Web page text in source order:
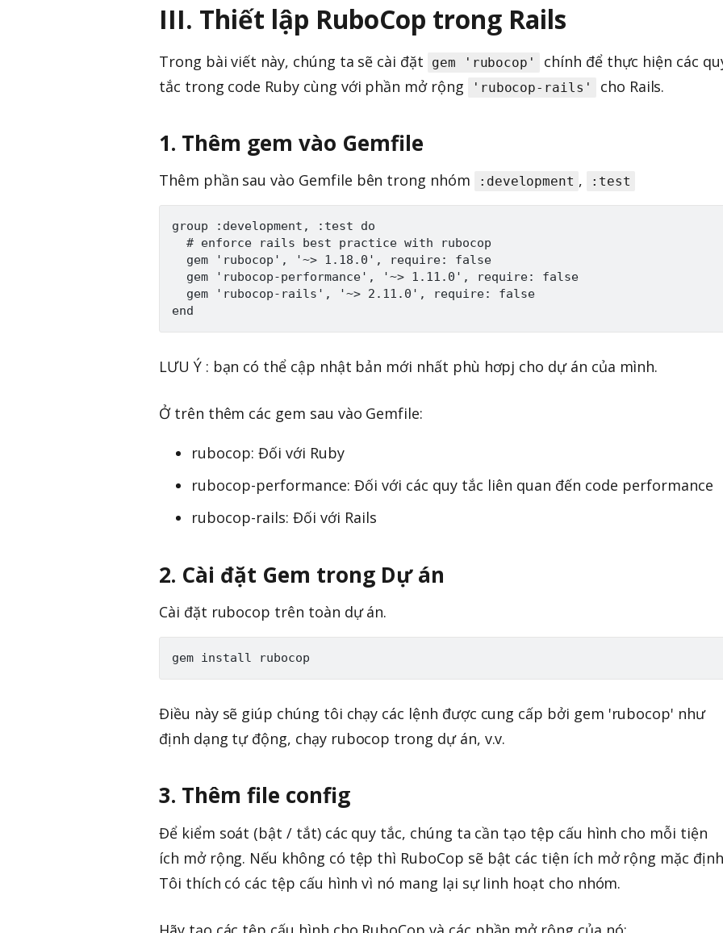
III. Thiết lập RuboCop trong Rails
Trong bài viết này, chúng ta sẽ cài đặt gem 'rubocop'
chính để thực hiện các
tắc trong code Ruby cùng với phần mở rộng
'rubocop-rails' cho Rails.
1. Thêm gem vào Gemfile
Thêm phần sau vào Gemfile bên trong nhóm :development , :test
group :development, :test do
  # enforce rails best practice with rubocop
  gem 'rubocop', '~> 1.18.0', require: false
  gem 'rubocop-performance', '~> 1.11.0', require: false
  gem 'rubocop-rails', '~> 2.11.0', require: false
LƯU Ý : bạn có thể cập nhật bản mới nhất phù hơpj cho dự án của mình.
Ở trên thêm các gem sau vào Gemfile:
rubocop: Đối với Ruby
rubocop-performance: Đối với các quy tắc liên quan đến code performance
rubocop-rails: Đối với Rails
2. Cài đặt Gem trong Dự án
Cài đặt rubocop trên toàn dự án.
Điều này sẽ giúp chúng tôi chạy các lệnh được cung cấp bởi gem 'rubocop' như
định dạng tự động, chạy rubocop trong dự án, v.v.
3. Thêm file config
Để kiểm soát (bật / tắt) các quy tắc, chúng ta cần tạo tệp cấu hình cho mỗi tiện
ích mở rộng. Nếu không có tệp thì RuboCop sẽ bật các tiện ích mở rộng mặc
Tôi thích có các tệp cấu hình vì nó mang lại sự linh hoạt cho nhóm.